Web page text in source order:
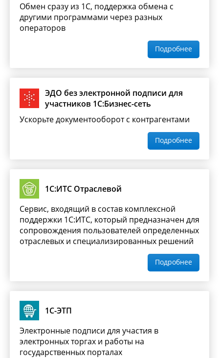
Обмен сразу из 1С, поддержка обмена с
другими программами через разных
операторов
Подробнее
ЭДО без электронной подписи для
участников 1С:Бизнес-сеть
Ускорьте документооборот с контрагентами
Подробнее
1С:ИТС Отраслевой
Сервис, входящий в состав комплексной
поддержки 1С:ИТС, который предназначен для
сопровождения пользователей определенных
отраслевых и специализированных решений
Подробнее
1С-ЭТП
Электронные подписи для участия в
электронных торгах и работы на
государственных порталах